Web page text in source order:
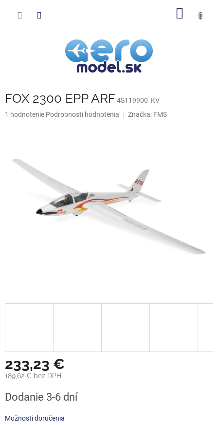
FOX 2300 EPP ARF4ST19900_KV
Priemerné
hviezdičiek.
1 hodnotenie Podrobnosti hodnotenia Značka: FMS
233,23 €
189,62 € bez DPH
cena:
Dodanie 3-6 dní
Možnosti doručenia